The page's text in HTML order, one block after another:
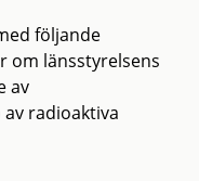
följande
om länsstyrelsens
av
radioaktiva